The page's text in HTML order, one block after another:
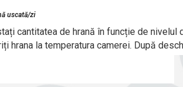
uscată/zi
cantitatea de hrană în funcție de
hrana la temperatura camerei. După